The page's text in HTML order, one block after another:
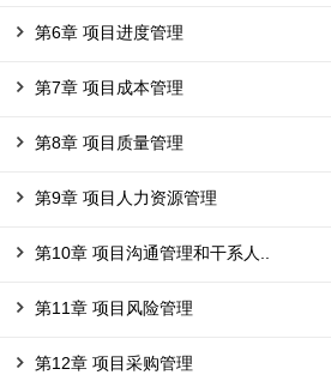
第6章 项目进度管理
第7章 项目成本管理
第8章 项目质量管理
第9章 项目人力资源管理
第10章 项目沟通管理和干系人..
第11章 项目风险管理
第12章 项目采购管理